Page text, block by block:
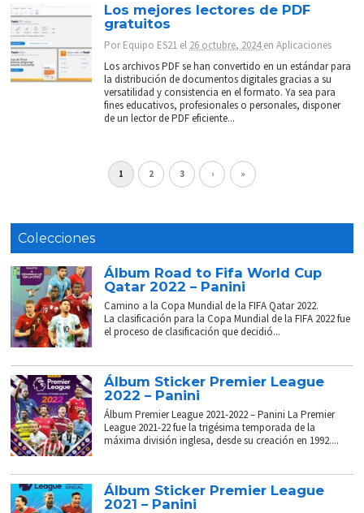
Los mejores lectores de PDF
gratuitos
PorEquipo ES21 el 26 octubre, 2024enAplicaciones
Los archivos PDF se han convertido en un estándar para
la distribución de documentos digitales gracias a su
versatilidad y consistencia en el formato. Ya sea para
fines educativos, profesionales o personales, disponer
de un lector de PDF eficiente...
1 2 3 › »
Colecciones
Álbum Road to Fifa World Cup
Qatar 2022 – Panini
Camino a la Copa Mundial de la FIFA Qatar 2022.
La clasificación para la Copa Mundial de la FIFA 2022 fue
el proceso de clasificación que decidió...
Álbum Sticker Premier League
2022 – Panini
Álbum Premier League 2021-2022 – Panini La Premier
League 2021-22 fue la trigésima temporada de la
máxima división inglesa, desde su creación en 1992....
Álbum Sticker Premier League
2021 – Panini